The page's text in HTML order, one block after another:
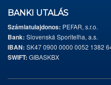
BANKI UTALÁS
Számlatulajdonos: PEFAR, s.r.o.
Bank: Slovenská Sporiteľňa, a.s.
IBAN: SK47 0900 0000 0052 1382
SWIFT: GIBASKBX